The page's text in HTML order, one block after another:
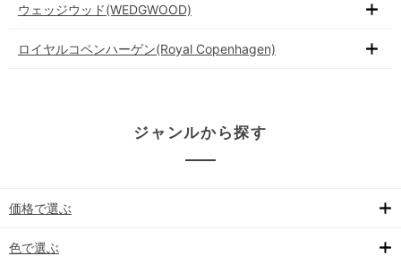
ウェッジウッド(WEDGWOOD)
ロイヤルコペンハーゲン(Royal Copenhagen)
ジャンルから探す
価格で選ぶ
色で選ぶ